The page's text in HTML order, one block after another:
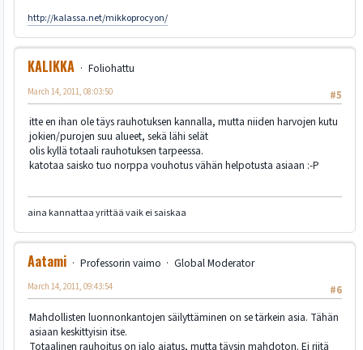
http://kalassa.net/mikkoprocyon/
KALIKKA
Foliohattu
#5
March 14, 2011, 08:03:50
itte en ihan ole täys rauhotuksen kannalla, mutta niiden harvojen kutu
jokien/purojen suu alueet, sekä lähi selät
olis kyllä totaali rauhotuksen tarpeessa.
katotaa saisko tuo norppa vouhotus vähän helpotusta asiaan :-P
aina kannattaa yrittää vaik ei saiskaa
Aatami Professorin vaimo
Global Moderator
#6
March 14, 2011, 09:43:54
Mahdollisten luonnonkantojen säilyttäminen on se tärkein asia. Tähän
asiaan keskittyisin itse.
Totaalinen rauhoitus on jalo ajatus, mutta täysin mahdoton. Ei riitä